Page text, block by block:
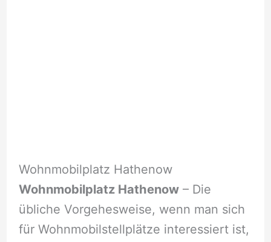
Wohnmobilplatz Hathenow
Wohnmobilplatz Hathenow– Die
übliche Vorgehesweise, wenn man sich
für Wohnmobilstellplätze interessiert ist,